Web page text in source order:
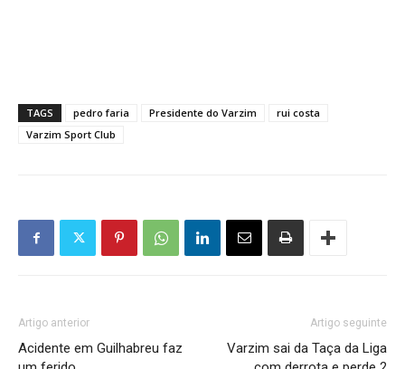
TAGS pedro faria Presidente do Varzim
rui costa
Varzim Sport Club
Artigo anterior
Acidente em Guilhabreu faz
Artigo seguinte
Varzim sai da Taça da Liga